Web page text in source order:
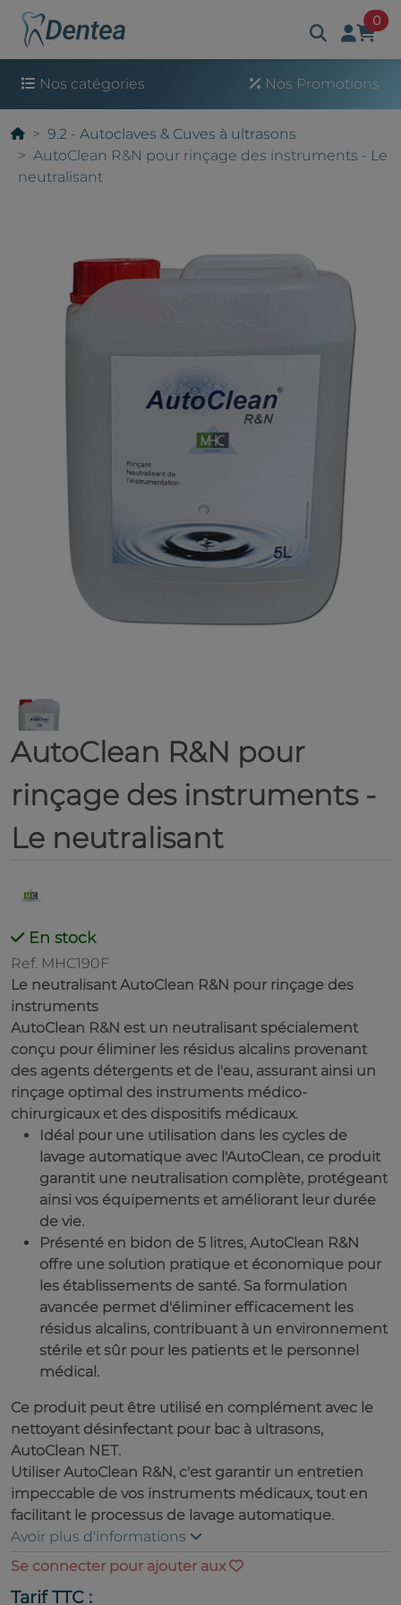
0
Nos catégories Nos Promotions
9.2 - Autoclaves & Cuves à ultrasons
AutoClean R&N pour rinçage des instruments - Le
neutralisant
AutoClean R&N pour
rinçage des instruments -
Le neutralisant
En stock
Ref. MHC190F
Le neutralisant AutoClean R&N pour rinçage des
instruments
AutoClean R&N est un neutralisant spécialement
conçu pour éliminer les résidus alcalins provenant
des agents détergents et de l'eau, assurant ainsi un
rinçage optimal des instruments médico-
chirurgicaux et des dispositifs médicaux.
Idéal pour une utilisation dans les cycles de
lavage automatique avec l'AutoClean, ce produit
garantit une neutralisation complète, protégeant
ainsi vos équipements et améliorant leur durée
de vie.
Présenté en bidon de 5 litres, AutoClean R&N
offre une solution pratique et économique pour
les établissements de santé. Sa formulation
avancée permet d'éliminer efficacement les
résidus alcalins, contribuant à un environnement
stérile et sûr pour les patients et le personnel
médical.
Ce produit peut être utilisé en complément avec le
nettoyant désinfectant pour bac à ultrasons,
AutoClean NET.
Utiliser AutoClean R&N, c'est garantir un entretien
impeccable de vos instruments médicaux, tout en
facilitant le processus de lavage automatique.
Avoir plus d'informations
Tarif TTC :
Se connecter pour ajouter aux